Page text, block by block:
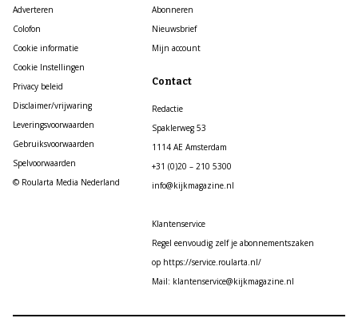
Adverteren
Colofon
Cookie informatie
Cookie Instellingen
Privacy beleid
Disclaimer/vrijwaring
Leveringsvoorwaarden
Gebruiksvoorwaarden
Spelvoorwaarden
© Roularta Media Nederland
Abonneren
Nieuwsbrief
Mijn account
Contact
Redactie
Spaklerweg 53
1114 AE Amsterdam
+31 (0)20 – 210 5300
info@kijkmagazine.nl
Klantenservice
Regel eenvoudig zelf je abonnementszaken
op https://service.roularta.nl/
Mail: klantenservice@kijkmagazine.nl